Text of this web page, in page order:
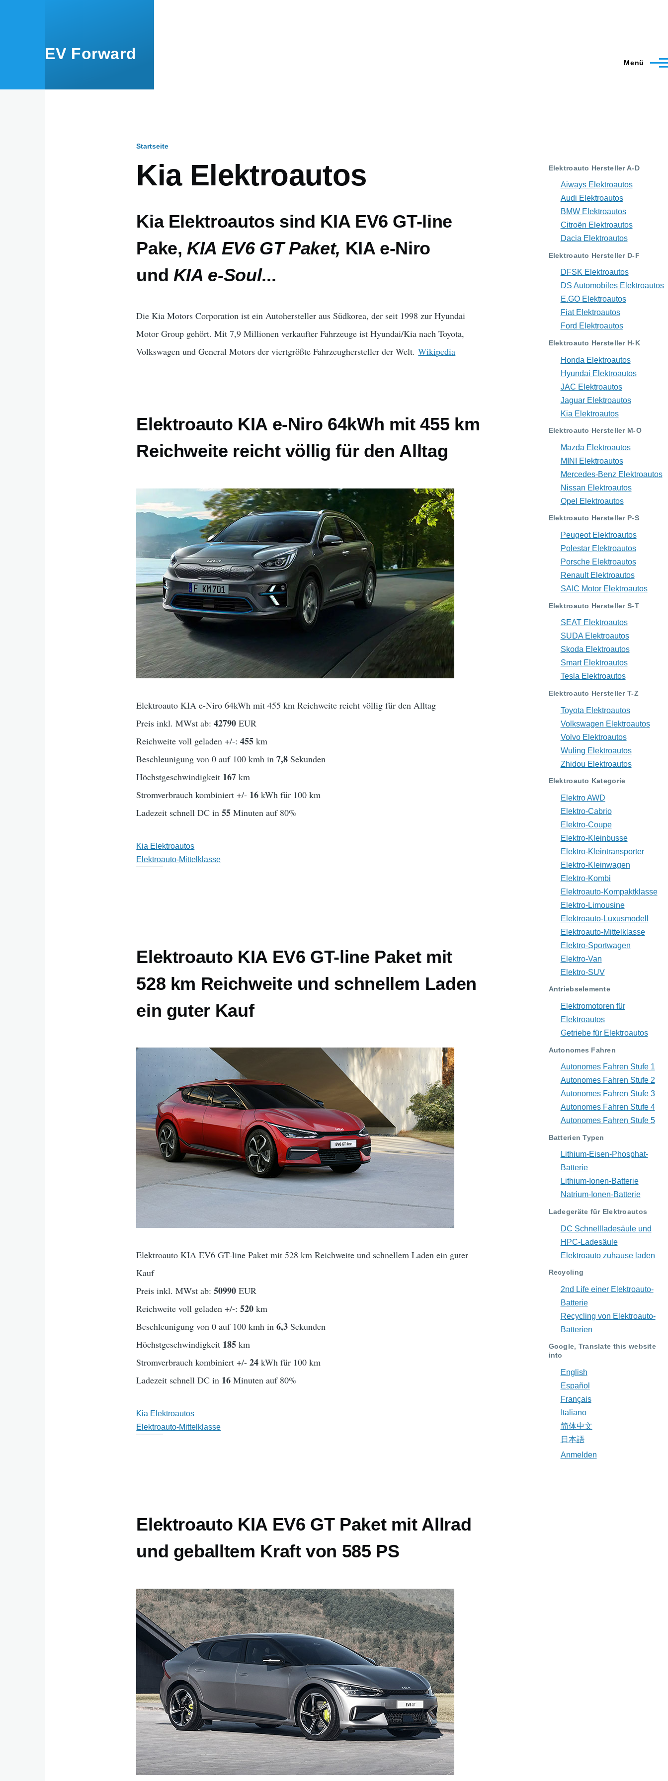
EV Forward Menü
Startseite
Kia Elektroautos
Kia Elektroautos sind KIA EV6 GT-line
Pake, KIA EV6 GT Paket, KIA e-Niro
und KIA e-Soul...
Die Kia Motors Corporation ist ein Autohersteller aus Südkorea, der seit 1998 zur Hyundai
Motor Group gehört. Mit 7,9 Millionen verkaufter Fahrzeuge ist Hyundai/Kia nach Toyota,
Volkswagen und General Motors der viertgrößte Fahrzeughersteller der Welt.Wikipedia
Elektroauto KIA e-Niro 64kWh mit 455 km
Reichweite reicht völlig für den Alltag
Elektroauto KIA e-Niro 64kWh mit 455 km Reichweite reicht völlig für den Alltag
Preis inkl. MWst ab:42790 EUR
Reichweite voll geladen +/-:455 km
Beschleunigung von 0 auf 100 kmh in7,8 Sekunden
Höchstgeschwindigkeit 167 km
Stromverbrauch kombiniert +/- 16 kWh für 100 km
Ladezeit schnell DC in55 Minuten auf 80%
Kia Elektroautos
Elektroauto-Mittelklasse
Elektroauto KIA EV6 GT-line Paket mit
528 km Reichweite und schnellem Laden
ein guter Kauf
Elektroauto KIA EV6 GT-line Paket mit 528 km Reichweite und schnellem Laden ein guter
Kauf
Preis inkl. MWst ab:50990 EUR
Reichweite voll geladen +/-:520 km
Beschleunigung von 0 auf 100 kmh in6,3 Sekunden
Höchstgeschwindigkeit 185 km
Stromverbrauch kombiniert +/-24 kWh für 100 km
Ladezeit schnell DC in 16 Minuten auf 80%
Kia Elektroautos
Elektroauto-Mittelklasse
Elektroauto KIA EV6 GT Paket mit Allrad
und geballtem Kraft von 585 PS
Elektroauto Hersteller A-D
Aiways Elektroautos
Audi Elektroautos
BMW Elektroautos
Citroën Elektroautos
Dacia Elektroautos
Elektroauto Hersteller D-F
DFSK Elektroautos
DS Automobiles Elektroautos
E.GO Elektroautos
Fiat Elektroautos
Ford Elektroautos
Elektroauto Hersteller H-K
Honda Elektroautos
Hyundai Elektroautos
JAC Elektroautos
Jaguar Elektroautos
Kia Elektroautos
Elektroauto Hersteller M-O
Mazda Elektroautos
MINI Elektroautos
Mercedes-Benz Elektroautos
Nissan Elektroautos
Opel Elektroautos
Elektroauto Hersteller P-S
Peugeot Elektroautos
Polestar Elektroautos
Porsche Elektroautos
Renault Elektroautos
SAIC Motor Elektroautos
Elektroauto Hersteller S-T
SEAT Elektroautos
SUDA Elektroautos
Skoda Elektroautos
Smart Elektroautos
Tesla Elektroautos
Elektroauto Hersteller T-Z
Toyota Elektroautos
Volkswagen Elektroautos
Volvo Elektroautos
Wuling Elektroautos
Zhidou Elektroautos
Elektroauto Kategorie
Elektro AWD
Elektro-Cabrio
Elektro-Coupe
Elektro-Kleinbusse
Elektro-Kleintransporter
Elektro-Kleinwagen
Elektro-Kombi
Elektroauto-Kompaktklasse
Elektro-Limousine
Elektroauto-Luxusmodell
Elektroauto-Mittelklasse
Elektro-Sportwagen
Elektro-Van
Elektro-SUV
Antriebselemente
Elektromotoren für
Elektroautos
Getriebe für Elektroautos
Autonomes Fahren
Autonomes Fahren Stufe 1
Autonomes Fahren Stufe 2
Autonomes Fahren Stufe 3
Autonomes Fahren Stufe 4
Autonomes Fahren Stufe 5
Batterien Typen
Lithium-Eisen-Phosphat-
Batterie
Lithium-Ionen-Batterie
Natrium-Ionen-Batterie
Ladegeräte für Elektroautos
DC Schnellladesäule und
HPC-Ladesäule
Elektroauto zuhause laden
Recycling
2nd Life einer Elektroauto-
Batterie
Recycling von Elektroauto-
Batterien
Google, Translate this website
into
English
Español
Français
Italiano
简体中文
日本語
Benutzermenü
Anmelden